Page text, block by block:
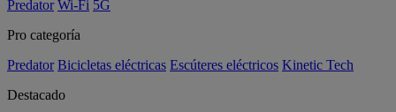
Predator Wi-Fi 5G
Pro categoría
Predator Bicicletas eléctricas Escúteres eléctricos Kinetic Tech
Destacado